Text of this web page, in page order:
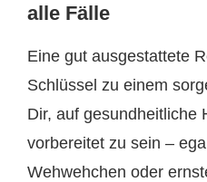
alle Fälle
Eine gut ausgestattete
Schlüssel zu einem
Dir, auf gesundheitliche
vorbereitet zu sein –
Wehwehchen oder